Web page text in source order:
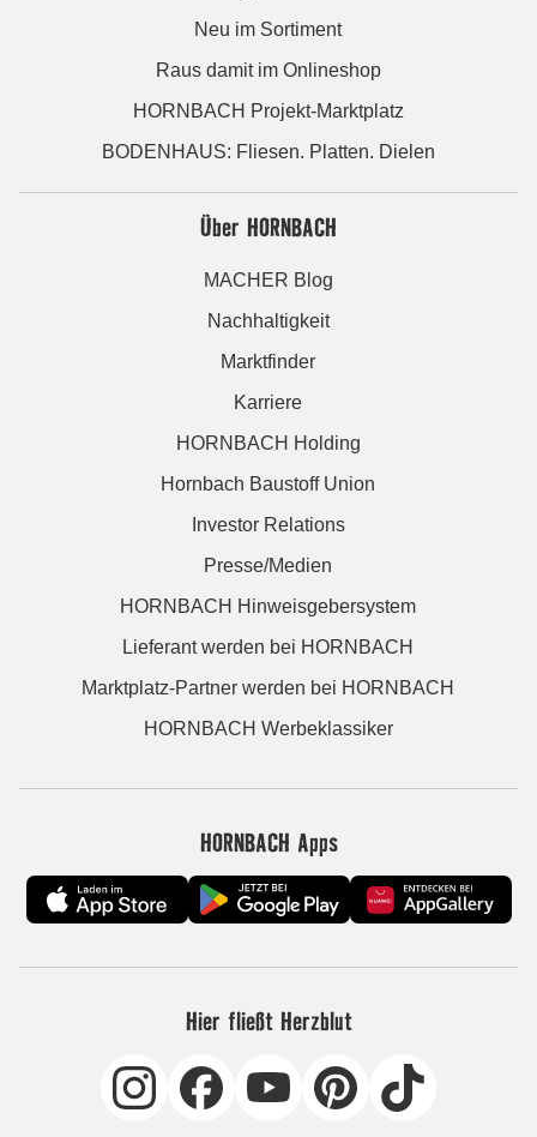
Neu im Sortiment
Raus damit im Onlineshop
HORNBACH Projekt-Marktplatz
BODENHAUS: Fliesen. Platten. Dielen
Über HORNBACH
MACHER Blog
Nachhaltigkeit
Marktfinder
Karriere
HORNBACH Holding
Hornbach Baustoff Union
Investor Relations
Presse/Medien
HORNBACH Hinweisgebersystem
Lieferant werden bei HORNBACH
Marktplatz-Partner werden bei HORNBACH
HORNBACH Werbeklassiker
HORNBACH Apps
Hier fließt Herzblut